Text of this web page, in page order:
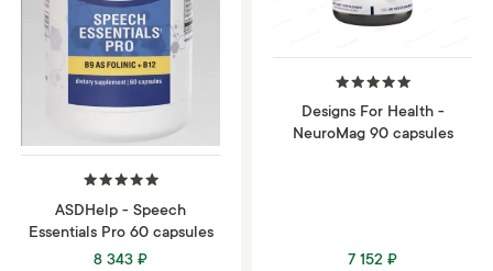
ASDHelp - Speech
Essentials Pro 60 capsules
8 343 ₽
Designs For Health -
NeuroMag 90 capsules
7 152 ₽